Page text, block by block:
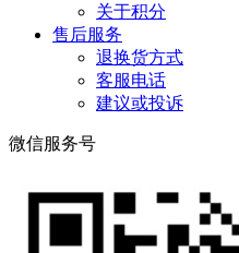
关于积分
售后服务
退换货方式
客服电话
建议或投诉
微信服务号